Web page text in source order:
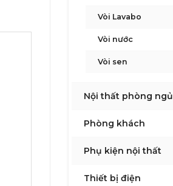
Vòi Lavabo
Vòi nước
Vòi sen
Nội thất phòng ngủ
Phòng khách
Phụ kiện nội thất
Thiết bị điện